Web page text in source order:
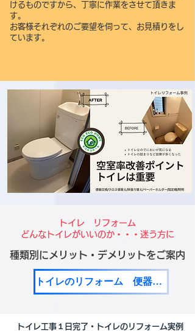
けるものですから、丁寧に作業をさせて頂きま
す。
お客様それぞれのご要望を伺って、お見積りをし
ています。
トイレ リフォーム​
どんなトイレがいいのか・・・迷う方に
種類別にメリット・デメリットをご案内
トイレのリフォーム 便器種類のお話し
トイレ工事１日完了・トイレのリフォーム実例